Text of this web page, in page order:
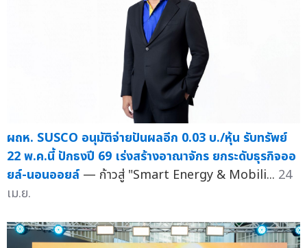
ผถห. SUSCO อนุมัติจ่ายปันผลอีก 0.03 บ./หุ้น รับทรัพย์
22 พ.ค.นี้ ปักธงปี 69 เร่งสร้างอาณาจักร ยกระดับธุรกิจออ
ยล์-นอนออยล์ — ก้าวสู่ "Smart Energy & Mobili... 24
เม.ย.